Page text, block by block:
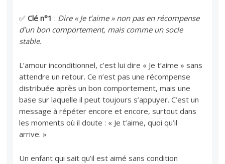
✅Clé n°1 : Dire « Je t’aime » non pas en récompense
d’un bon comportement, mais comme un socle
stable.
L’amour inconditionnel, c’est lui dire « Je t’aime » sans
attendre un retour. Ce n’est pas une récompense
distribuée après un bon comportement, mais une
base sur laquelle il peut toujours s’appuyer. C’est un
message à répéter encore et encore, surtout dans
les moments où il doute : « Je t’aime, quoi qu’il
arrive. »
Un enfant qui sait qu’il est aimé sans condition